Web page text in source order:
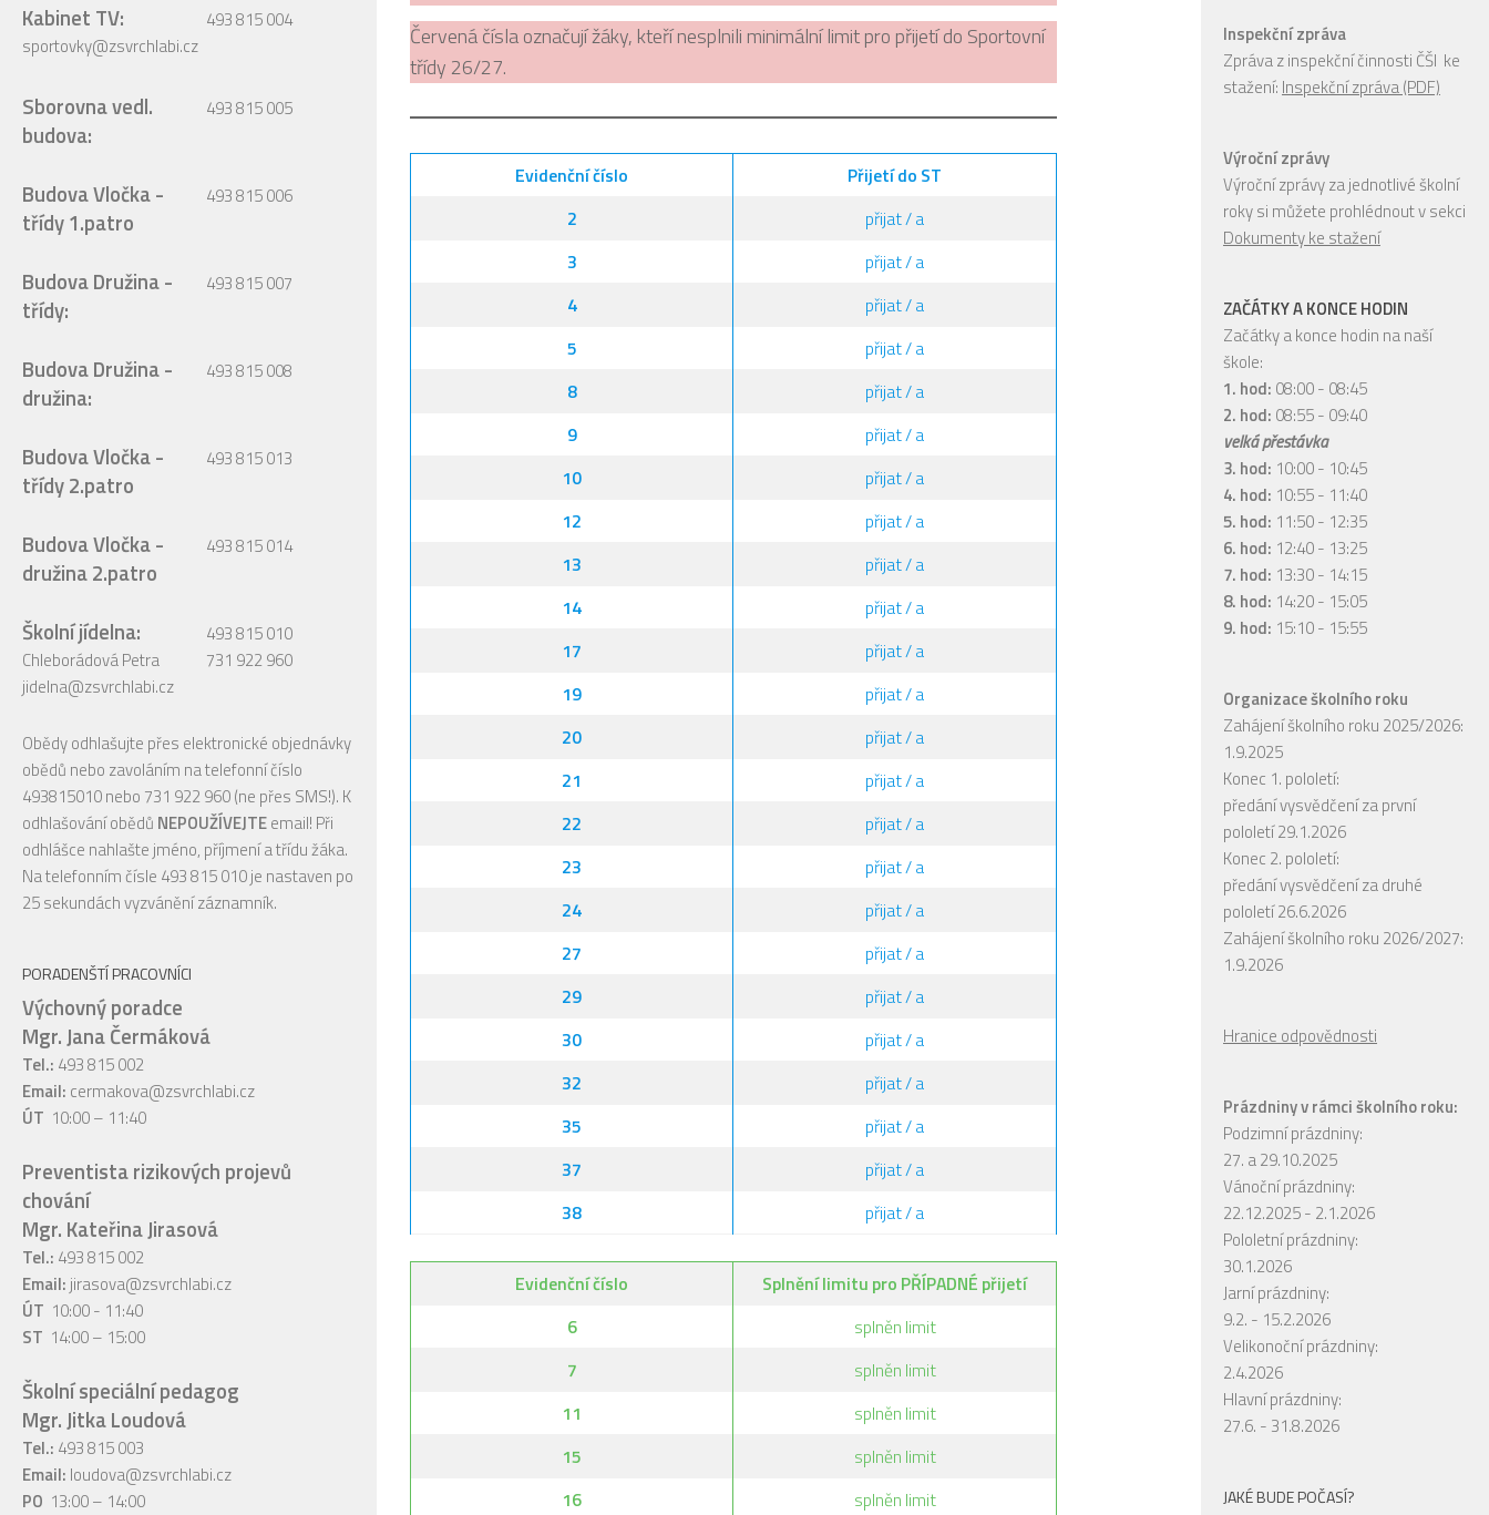
Červená čísla označují žáky, kteří nesplnili minimální limit pro přijetí do Sportovní
třídy 26/27.
Evidenční číslo
Přijetí do ST
2
přijat / a
3
přijat / a
4
přijat / a
5
přijat / a
8
přijat / a
9
přijat / a
10
přijat / a
12
přijat / a
13
přijat / a
14
přijat / a
17
přijat / a
19
přijat / a
20
přijat / a
21
přijat / a
22
přijat / a
23
přijat / a
24
přijat / a
27
přijat / a
29
přijat / a
30
přijat / a
32
přijat / a
35
přijat / a
37
přijat / a
38
přijat / a
Evidenční číslo
Splnění limitu pro PŘÍPADNÉ přijetí
6
splněn limit
7
splněn limit
11
splněn limit
15
splněn limit
16
splněn limit
Kabinet TV:
sportovky@zsvrchlabi.cz
493 815 004
Sborovna vedl.
budova:
493 815 005
Budova Vločka -
třídy 1.patro
493 815 006
Budova Družina -
třídy:
493 815 007
Budova Družina -
družina:
493 815 008
Budova Vločka -
třídy 2.patro
493 815 013
Budova Vločka -
družina 2.patro
493 815 014
Školní jídelna:
Chleborádová Petra
jidelna@zsvrchlabi.cz
493 815 010
731 922 960
Obědy odhlašujte přes elektronické objednávky
obědů nebo zavoláním na telefonní číslo
493815010 nebo 731 922 960 (ne přes SMS!). K
odhlašování obědů NEPOUŽÍVEJTEemail! Při
odhlášce nahlašte jméno, příjmení a třídu žáka.
Na telefonním čísle 493 815 010 je nastaven po
25 sekundách vyzvánění záznamník.
PORADENŠTÍ PRACOVNÍCI
Výchovný poradce
Mgr. Jana Čermáková
Tel.: 493 815 002
Email: cermakova@zsvrchlabi.cz
ÚT 10:00 – 11:40
Preventista rizikových projevů
chování
Mgr. Kateřina Jirasová
Tel.: 493 815 002
Email: jirasova@zsvrchlabi.cz
ÚT 10:00 - 11:40
ST 14:00 – 15:00
Školní speciální pedagog
Mgr. Jitka Loudová
Tel.: 493 815 003
Email: loudova@zsvrchlabi.cz
PO 13:00 – 14:00
Inspekční zpráva
Zpráva z inspekční činnosti ČŠI ke
stažení: Inspekční zpráva (PDF)
Výroční zprávy
Výroční zprávy za jednotlivé školní
roky si můžete prohlédnout v sekci
Dokumenty ke stažení
ZAČÁTKY A KONCE HODIN
Začátky a konce hodin na naší
škole:
1. hod: 08:00 - 08:45
2. hod: 08:55 - 09:40
velká přestávka
3. hod: 10:00 - 10:45
4. hod: 10:55 - 11:40
5. hod: 11:50 - 12:35
6. hod: 12:40 - 13:25
7. hod: 13:30 - 14:15
8. hod: 14:20 - 15:05
9. hod: 15:10 - 15:55
Organizace školního roku
Zahájení školního roku 2025/2026:
1.9.2025
Konec 1. pololetí:
předání vysvědčení za první
pololetí 29.1.2026
Konec 2. pololetí:
předání vysvědčení za druhé
pololetí 26.6.2026
Zahájení školního roku 2026/2027:
1.9.2026
Hranice odpovědnosti
Prázdniny v rámci školního roku:
Podzimní prázdniny:
27. a 29.10.2025
Vánoční prázdniny:
22.12.2025 - 2.1.2026
Pololetní prázdniny:
30.1.2026
Jarní prázdniny:
9.2. - 15.2.2026
Velikonoční prázdniny:
2.4.2026
Hlavní prázdniny:
27.6. - 31.8.2026
JAKÉ BUDE POČASÍ?